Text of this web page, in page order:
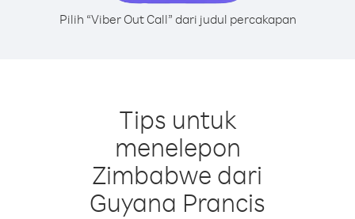
Pilih “Viber Out Call” dari judul percakapan
Tips untuk
menelepon
Zimbabwe dari
Guyana Prancis